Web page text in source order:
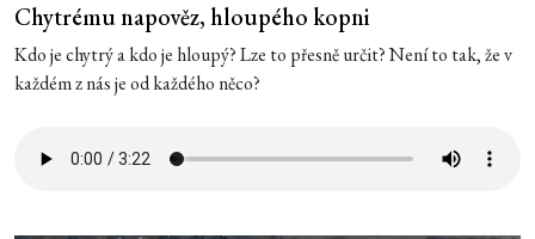
Chytrému napověz, hloupého kopni
Kdo je chytrý a kdo je hloupý? Lze to přesně určit? Není to tak, že v
každém z nás je od každého něco?